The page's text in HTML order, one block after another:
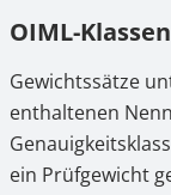
OIML-
Gewichtssätze
enthaltenen
ein Prüfgewicht